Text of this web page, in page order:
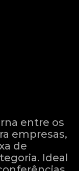
entre os
empresas,
de
Ideal